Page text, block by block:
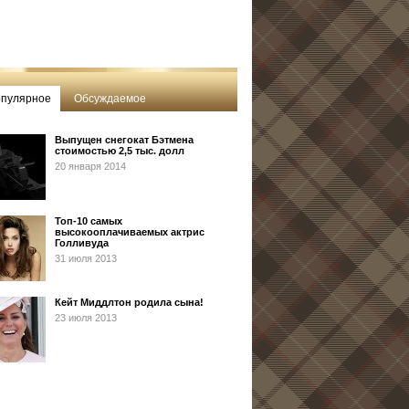
Обсуждаемое
Выпущен снегокат Бэтмена
стоимостью 2,5 тыс. долл
20 января 2014
Топ-10 самых
высокооплачиваемых актрис
Голливуда
31 июля 2013
Кейт Миддлтон родила сына!
23 июля 2013